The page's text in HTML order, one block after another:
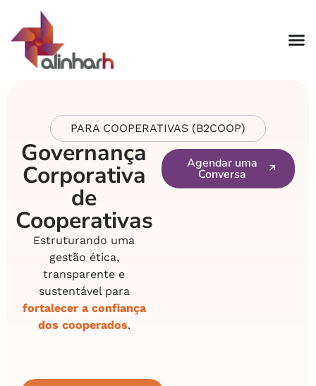
PARA COOPERATIVAS (B2COOP)
Governança
Corporativa
de
Cooperativas
Estruturando uma
gestão ética,
transparente e
sustentável para
fortalecer a confiança
dos cooperados.
Agendar uma
Conversa